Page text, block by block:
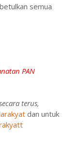
semua
PAN
terus,
dan untuk